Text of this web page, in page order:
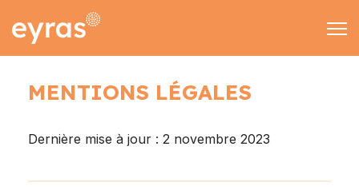
Rechercher
09 70 70 90 02
contact@eyras-
MENTIONS LÉGALES
Dernière mise à jour : 2 novembre 2023